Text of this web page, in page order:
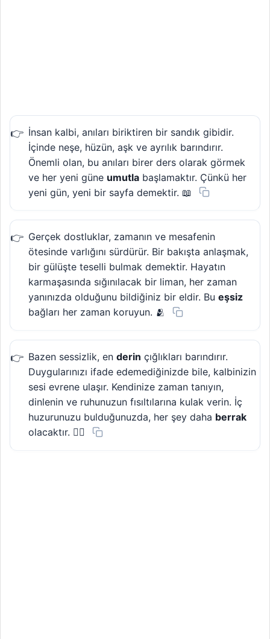
İnsan kalbi, anıları biriktiren bir sandık gibidir.
İçinde neşe, hüzün, aşk ve ayrılık barındırır.
Önemli olan, bu anıları birer ders olarak görmek
ve her yeni güne umutla başlamaktır. Çünkü her
yeni gün, yeni bir sayfa demektir. 📖
Gerçek dostluklar, zamanın ve mesafenin
ötesinde varlığını sürdürür. Bir bakışta anlaşmak,
bir gülüşte teselli bulmak demektir. Hayatın
karmaşasında sığınılacak bir liman, her zaman
yanınızda olduğunu bildiğiniz bir eldir. Bu eşsiz
bağları her zaman koruyun. 🫂
Bazen sessizlik, en derin çığlıkları barındırır.
Duygularınızı ifade edemediğinizde bile, kalbinizin
sesi evrene ulaşır. Kendinize zaman tanıyın,
dinlenin ve ruhunuzun fısıltılarına kulak verin. İç
huzurunuzu bulduğunuzda, her şey daha berrak
olacaktır. 🧘‍♀️